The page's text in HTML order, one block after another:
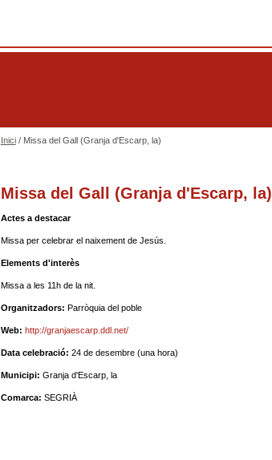
Inici/ Missa del Gall (Granja d'Escarp, la)
Missa del Gall (Granja d'Escarp, la)
Actes a destacar
Missa per celebrar el naixement de Jesús.
Elements d'interès
Missa a les 11h de la nit.
Organitzadors: Parròquia del poble
Web: http://granjaescarp.ddl.net/
Data celebració: 24 de desembre (una hora)
Municipi: Granja d'Escarp, la
Comarca: SEGRIÀ